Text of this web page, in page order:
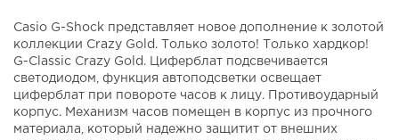
Casio G-Shock представляет новое дополнение к золотой
коллекции Crazy Gold. Только золото! Только хардкор!
G-Classic Crazy Gold. Циферблат подсвечивается
светодиодом, функция автоподсветки освещает
циферблат при повороте часов к лицу. Противоударный
корпус. Механизм часов помещен в корпус из прочного
материала, который надежно защитит от внешних